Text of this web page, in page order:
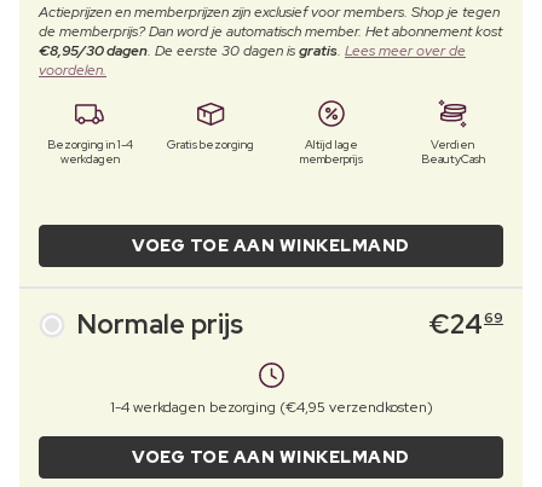
Actieprijzen en memberprijzen zijn exclusief voor members. Shop je tegen
de memberprijs? Dan word je automatisch member. Het abonnement kost
€8,95/30 dagen. De eerste 30 dagen isgratis. Lees meer over de
voordelen.
Bezorging in 1-4
werkdagen
Gratis bezorging
Altijd lage
memberprijs
Verdien
BeautyCash
VOEG TOE AAN WINKELMAND
Normale prijs €2469
1-4 werkdagen bezorging (€4,95 verzendkosten)
VOEG TOE AAN WINKELMAND